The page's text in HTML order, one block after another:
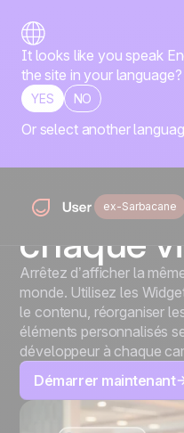
It looks like you speak
the site in your language?
YES NO
Or select another
ex-Sarbacane
Widgets
Rendez
chaque
Arrêtez d’afficher la
monde. Utilisez les
le contenu, réorganiser
éléments personnalisés
développeur à chaque
Démarrer maintenant